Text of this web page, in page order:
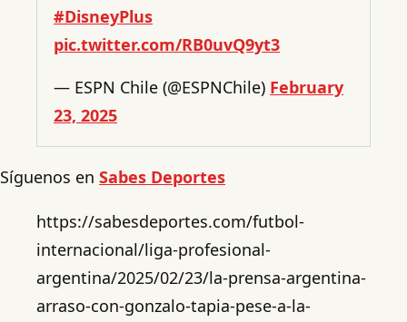
#DisneyPlus
pic.twitter.com/RB0uvQ9yt3
— ESPN Chile (@ESPNChile) February
23, 2025
Síguenos en Sabes Deportes
https://sabesdeportes.com/futbol-
internacional/liga-profesional-
argentina/2025/02/23/la-prensa-argentina-
arraso-con-gonzalo-tapia-pese-a-la-